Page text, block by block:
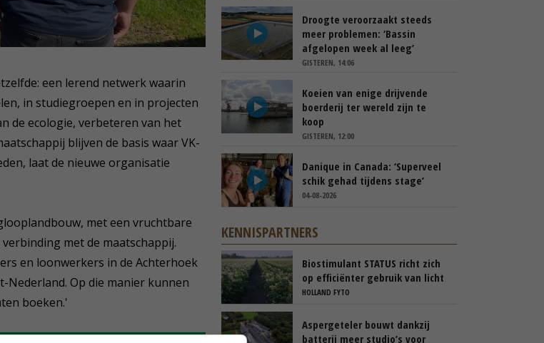
een lerend netwerk waarin
in studiegroepen en in projecten
de ecologie, verbeteren van het
blijven de basis waar VK-
laat de nieuwe organisatie
met een vruchtbare
met de maatschappij.
en loonwerkers in de Achterhoek
Op die manier kunnen
boeken.'
Droogte veroorzaakt steeds
meer problemen: ‘Bassin
afgelopen week al leeg’
GISTEREN, 14:06
Koeien van enige drijvende
boerderij ter wereld zijn te
koop
GISTEREN, 12:00
Danique in Canada: ‘Superveel
schik gehad tijdens stage’
04-08-2026
KENNISPARTNERS
Biostimulant STATUS richt zich
op efficiënter gebruik van licht
en stikstof
HOLLAND FYTO
Aspergeteler bouwt dankzij
batterij meer studio’s voor